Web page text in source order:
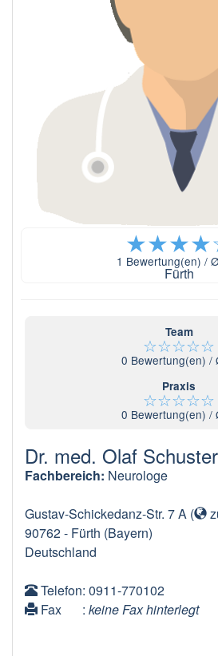
★★★★
1 Bewertung(en) /
Fürth
Team
☆☆☆☆☆
0 Bewertung(en) /
Praxis
☆☆☆☆☆
0 Bewertung(en) /
Dr. med. Olaf Schuster
Fachbereich: Neurologe
Gustav-Schickedanz-Str. 7 A (
90762- Fürth (Bayern)
Deutschland
Telefon: 0911-770102
Fax
: keine Fax hinterlegt